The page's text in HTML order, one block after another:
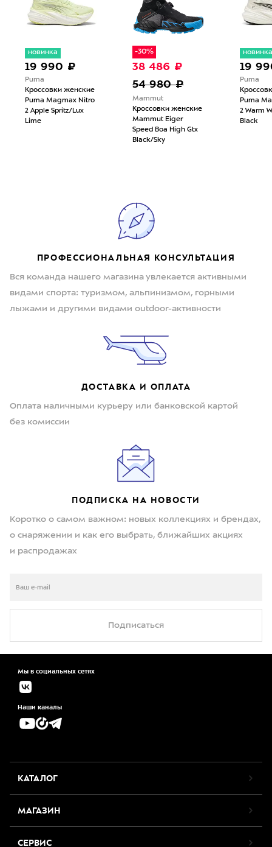
новинка
19 990 ₽
Puma
Кроссовки женские
Puma Magmax Nitro
2 Apple Spritz/Lux
Lime
-30%
38 486 ₽
54 980 ₽
Mammut
Кроссовки женские
Mammut Eiger
Speed Boa High Gtx
Black/Sky
новинка
19
Puma
Puma
2 Warm
Black
ПРОФЕССИОНАЛЬНАЯ КОНСУЛЬТАЦИЯ
Вся команда нашего магазина увлекается активными
видами спорта: туризмом, альпинизмом, горными
лыжами и другими видами outdoor-активности
ДОСТАВКА И ОПЛАТА
Оплата наличными курьеру или банковской картой
без комиссии
ПОДПИСКА НА НОВОСТИ
Коротко о самом важном: новых коллекциях и брендах,
о снаряжении и как его выбрать, ближайших акциях
и распродажах
Подписаться
Мы в социальных сетях
Наши каналы
КАТАЛОГ
МАГАЗИН
СЕРВИС